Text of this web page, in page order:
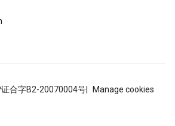
证合字B2-20070004号 Manage cookies